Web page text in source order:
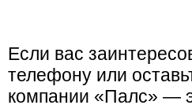
Если вас
телефону или
компании «Палс» —